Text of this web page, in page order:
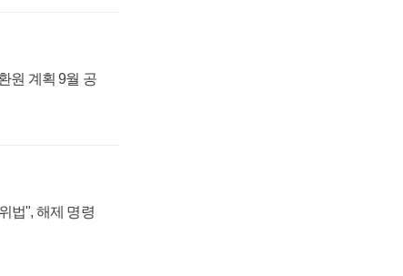
원 계획 9월 공
법", 해제 명령